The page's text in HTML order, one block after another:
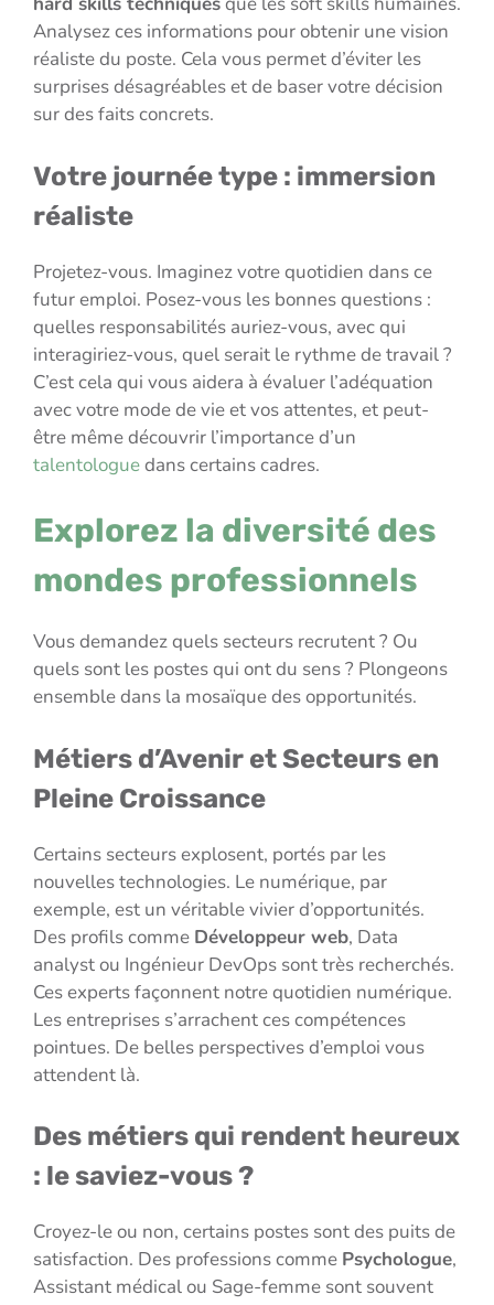
Analysez ces informations pour obtenir une vision
réaliste du poste. Cela vous permet d’éviter les
surprises désagréables et de baser votre décision
sur des faits concrets.
Votre journée type : immersion
réaliste
Projetez-vous. Imaginez votre quotidien dans ce
futur emploi. Posez-vous les bonnes questions :
quelles responsabilités auriez-vous, avec qui
interagiriez-vous, quel serait le rythme de travail ?
C’est cela qui vous aidera à évaluer l’adéquation
avec votre mode de vie et vos attentes, et peut-
être même découvrir l’importance d’un
talentologuedans certains cadres.
Explorez la diversité des
mondes professionnels
Vous demandez quels secteurs recrutent ? Ou
quels sont les postes qui ont du sens ? Plongeons
ensemble dans la mosaïque des opportunités.
Métiers d’Avenir et Secteurs en
Pleine Croissance
Certains secteurs explosent, portés par les
nouvelles technologies. Le numérique, par
exemple, est un véritable vivier d’opportunités.
Des profils comme Développeur web, Data
analyst ou Ingénieur DevOps sont très recherchés.
Ces experts façonnent notre quotidien numérique.
Les entreprises s’arrachent ces compétences
pointues. De belles perspectives d’emploi vous
attendent là.
Des métiers qui rendent heureux
: le saviez-vous ?
Croyez-le ou non, certains postes sont des puits de
satisfaction. Des professions comme Psychologue,
Assistant médical ou Sage-femme sont souvent